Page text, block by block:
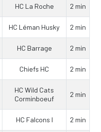
HC La Roche 2 min
HC Léman Husky 2 min
HC Barrage 2 min
Chiefs HC 2 min
HC Wild Cats
Corminboeuf
2 min
HC Falcons I 2 min